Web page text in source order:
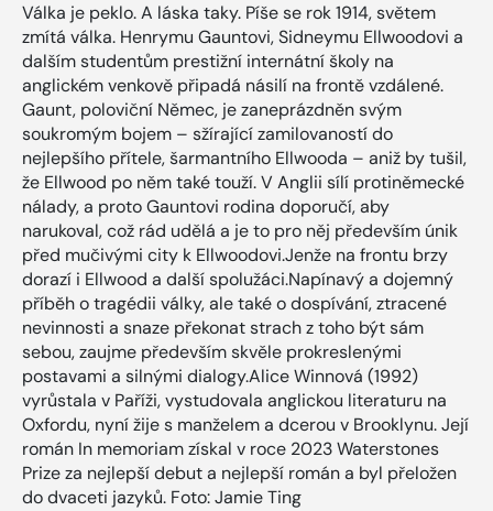
Válka je peklo. A láska taky. Píše se rok 1914, světem
zmítá válka. Henrymu Gauntovi, Sidneymu Ellwoodovi a
dalším studentům prestižní internátní školy na
anglickém venkově připadá násilí na frontě vzdálené.
Gaunt, poloviční Němec, je zaneprázdněn svým
soukromým bojem – sžírající zamilovaností do
nejlepšího přítele, šarmantního Ellwooda – aniž by tušil,
že Ellwood po něm také touží. V Anglii sílí protiněmecké
nálady, a proto Gauntovi rodina doporučí, aby
narukoval, což rád udělá a je to pro něj především únik
před mučivými city k Ellwoodovi.Jenže na frontu brzy
dorazí i Ellwood a další spolužáci.Napínavý a dojemný
příběh o tragédii války, ale také o dospívání, ztracené
nevinnosti a snaze překonat strach z toho být sám
sebou, zaujme především skvěle prokreslenými
postavami a silnými dialogy.Alice Winnová (1992)
vyrůstala v Paříži, vystudovala anglickou literaturu na
Oxfordu, nyní žije s manželem a dcerou v Brooklynu. Její
román In memoriam získal v roce 2023 Waterstones
Prize za nejlepší debut a nejlepší román a byl přeložen
do dvaceti jazyků. Foto: Jamie Ting